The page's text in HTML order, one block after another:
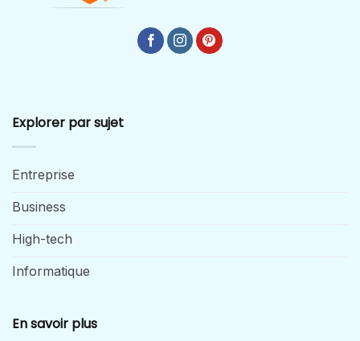
Explorer par sujet
Entreprise
Business
High-tech
Informatique
En savoir plus